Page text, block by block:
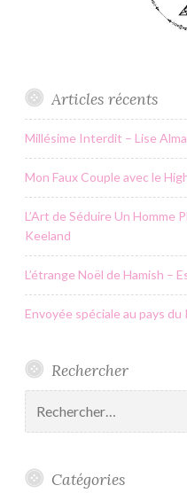
Articles récents
Millésime Interdit – Lise Alma
Mon Faux Couple avec le
L’Art de Séduire Un Homme
Keeland
L’étrange Noël de Hamish –
Envoyée spéciale au pays
Rechercher
Catégories